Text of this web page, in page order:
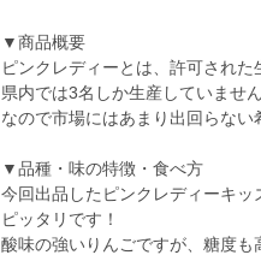
▼商品概要
ピンクレディーとは、許可され
県内では3名しか生産していません
なので市場にはあまり出回らない
▼品種・味の特徴・食べ方
今回出品したピンクレディーキ
ピッタリです！
酸味の強いりんごですが、糖度